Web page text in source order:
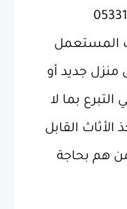
المستعمل
منزل جديد أو
التبرع بما لا
نحن نأخذ الأثاث القابل
هم بحاجة